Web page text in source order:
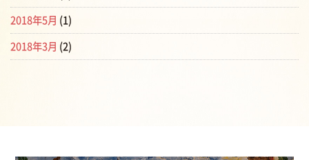
2018年5月 (1)
2018年3月 (2)